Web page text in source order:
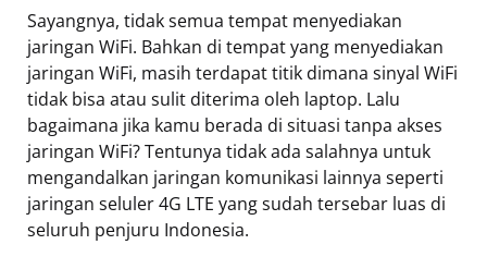
Sayangnya, tidak semua tempat menyediakan
jaringan WiFi. Bahkan di tempat yang menyediakan
jaringan WiFi, masih terdapat titik dimana sinyal WiFi
tidak bisa atau sulit diterima oleh laptop. Lalu
bagaimana jika kamu berada di situasi tanpa akses
jaringan WiFi? Tentunya tidak ada salahnya untuk
mengandalkan jaringan komunikasi lainnya seperti
jaringan seluler 4G LTE yang sudah tersebar luas di
seluruh penjuru Indonesia.